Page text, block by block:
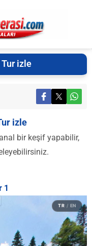
Tur izle
izle
bir keşif yapabilir,
1